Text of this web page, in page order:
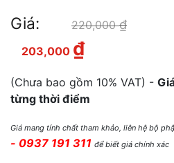
Giá: 220,000₫
203,000 ₫
(Chưa bao gồm 10% VAT) -
từng thời điểm
Giá mang tính chất tham khảo, liên hệ bộ
- 0937 191 311 để biết giá chính xác